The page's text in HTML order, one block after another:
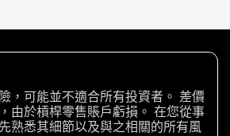
，可能並不適合所有投資者。 差價
由於槓桿零售賬戶虧損。 在您從事
熟悉其細節以及與之相關的所有風